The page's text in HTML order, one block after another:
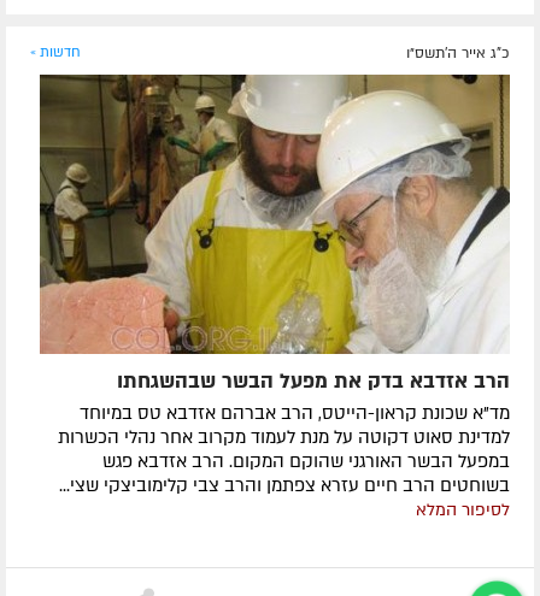
כ"ג אייר ה׳תשס״ו חדשות »
הרב אזדבא בדק את מפעל הבשר שבהשגחתו
מד"א שכונת קראון-הייטס, הרב אברהם אזדבא טס במיוחד
למדינת סאוט דקוטה על מנת לעמוד מקרוב אחר נהלי הכשרות
במפעל הבשר האורגני שהוקם המקום. הרב אזדבא פגש
בשוחטים הרב חיים עזרא צפתמן והרב צבי קלימוביצקי שצי...
לסיפור המלא